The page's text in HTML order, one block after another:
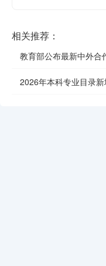
相关推荐：
教育部公布最新中外合
2026年本科专业目录